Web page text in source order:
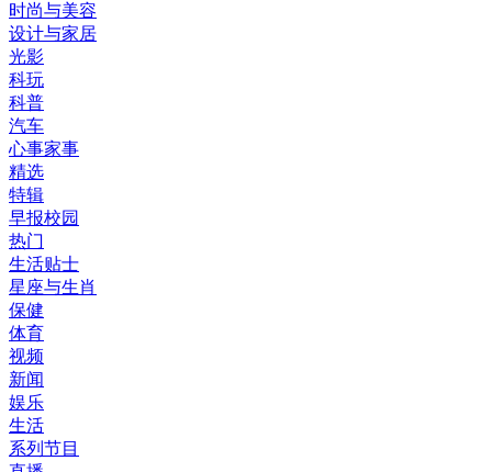
时尚与美容
设计与家居
光影
科玩
科普
汽车
心事家事
精选
特辑
早报校园
热门
生活贴士
星座与生肖
保健
体育
视频
新闻
娱乐
生活
系列节目